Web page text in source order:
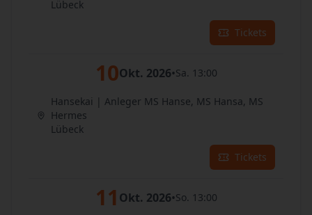
Lübeck
Tickets
10Okt. 2026•Sa. 13:00
Hansekai | Anleger MS Hanse, MS Hansa, MS
Hermes
Lübeck
Tickets
11 Okt. 2026•So. 13:00